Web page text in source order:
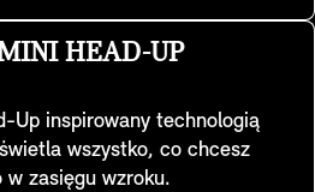
podparcie ramion podczas
legendarnym stylu MINI. Są
HEAD-UP
Up inspirowany technologią
wszystko, co chcesz
zasięgu wzroku.